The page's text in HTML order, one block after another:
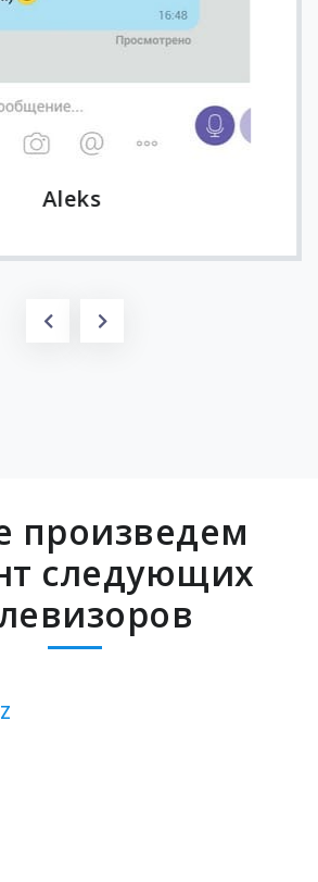
произведем
следующих